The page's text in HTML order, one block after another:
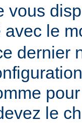
vous
avec le
dernier
le